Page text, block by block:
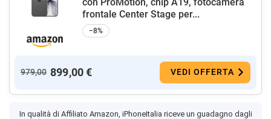
frontale Center Stage per...
−8%
979,00 899,00 € VEDI OFFERTA
In qualità di Affiliato Amazon, iPhoneItalia riceve un guadagno dagli